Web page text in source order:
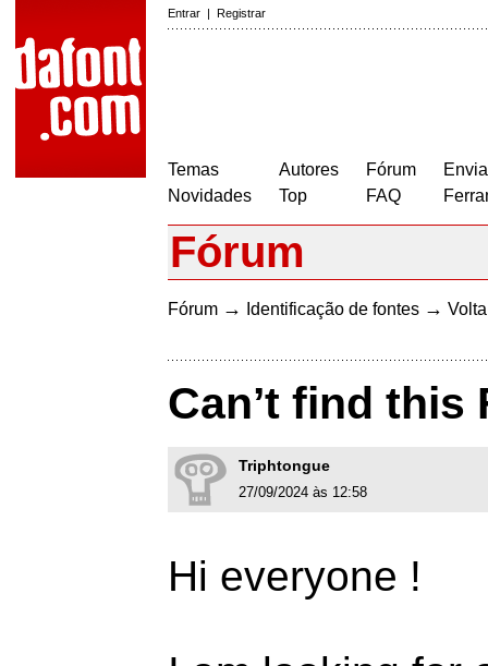
Entrar | Registrar
Temas
Novidades
Autores
Top
Fórum
FAQ
Fórum
Fórum → Identificação de fontes →
Can’t find this
Triphtongue
27/09/2024 às 12:58
Hi everyone !